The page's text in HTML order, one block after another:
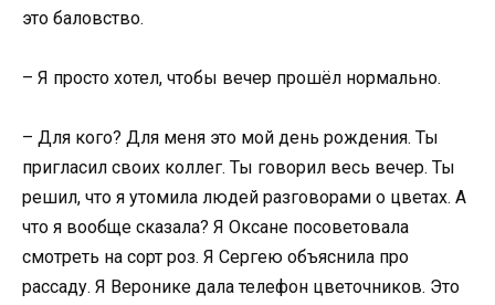
это баловство.
– Я просто хотел, чтобы вечер прошёл нормально.
– Для кого? Для меня это мой день рождения. Ты
пригласил своих коллег. Ты говорил весь вечер. Ты
решил, что я утомила людей разговорами о цветах. А
что я вообще сказала? Я Оксане посоветовала
смотреть на сорт роз. Я Сергею объяснила про
рассаду. Я Веронике дала телефон цветочников. Это